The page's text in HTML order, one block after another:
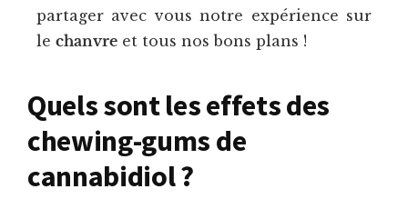
partager avec vous notre expérience sur
le chanvre et tous nos bons plans !
Quels sont les effets des
chewing-gums de
cannabidiol ?